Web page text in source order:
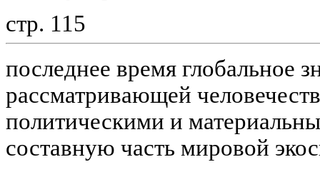
стр. 115
последнее время глобальное
рассматривающей
политическими и
составную часть мировой